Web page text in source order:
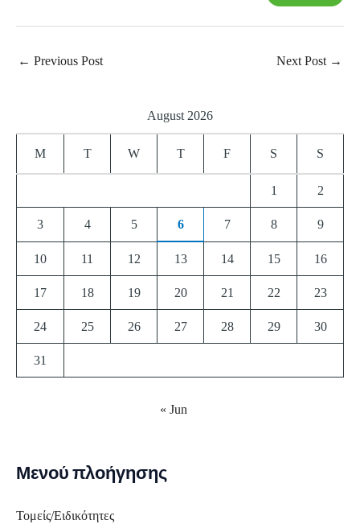
← Previous Post Next Post →
August 2026
M T W T F S S
1 2
3 4 5 6 7 8 9
10 11 12 13 14 15 16
17 18 19 20 21 22 23
24 25 26 27 28 29 30
31
« Jun
Μενού πλοήγησης
Τομείς/Ειδικότητες